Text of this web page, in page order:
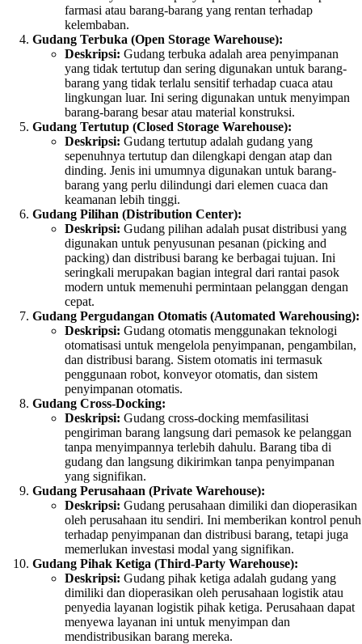
farmasi atau barang-barang yang rentan terhadap
kelembaban.
Gudang Terbuka (Open Storage Warehouse):
Deskripsi: Gudang terbuka adalah area penyimpanan
yang tidak tertutup dan sering digunakan untuk barang-
barang yang tidak terlalu sensitif terhadap cuaca atau
lingkungan luar. Ini sering digunakan untuk menyimpan
barang-barang besar atau material konstruksi.
Gudang Tertutup (Closed Storage Warehouse):
Deskripsi: Gudang tertutup adalah gudang yang
sepenuhnya tertutup dan dilengkapi dengan atap dan
dinding. Jenis ini umumnya digunakan untuk barang-
barang yang perlu dilindungi dari elemen cuaca dan
keamanan lebih tinggi.
Gudang Pilihan (Distribution Center):
Deskripsi: Gudang pilihan adalah pusat distribusi yang
digunakan untuk penyusunan pesanan (picking and
packing) dan distribusi barang ke berbagai tujuan. Ini
seringkali merupakan bagian integral dari rantai pasok
modern untuk memenuhi permintaan pelanggan dengan
cepat.
Gudang Pergudangan Otomatis (Automated Warehousing):
Deskripsi: Gudang otomatis menggunakan teknologi
otomatisasi untuk mengelola penyimpanan, pengambilan,
dan distribusi barang. Sistem otomatis ini termasuk
penggunaan robot, konveyor otomatis, dan sistem
penyimpanan otomatis.
Gudang Cross-Docking:
Deskripsi: Gudang cross-docking memfasilitasi
pengiriman barang langsung dari pemasok ke pelanggan
tanpa menyimpannya terlebih dahulu. Barang tiba di
gudang dan langsung dikirimkan tanpa penyimpanan
yang signifikan.
Gudang Perusahaan (Private Warehouse):
Deskripsi: Gudang perusahaan dimiliki dan dioperasikan
oleh perusahaan itu sendiri. Ini memberikan kontrol penuh
terhadap penyimpanan dan distribusi barang, tetapi juga
memerlukan investasi modal yang signifikan.
Gudang Pihak Ketiga (Third-Party Warehouse):
Deskripsi: Gudang pihak ketiga adalah gudang yang
dimiliki dan dioperasikan oleh perusahaan logistik atau
penyedia layanan logistik pihak ketiga. Perusahaan dapat
menyewa layanan ini untuk menyimpan dan
mendistribusikan barang mereka.